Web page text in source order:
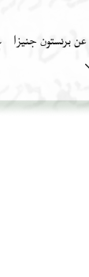
عن برنستون جنيزا